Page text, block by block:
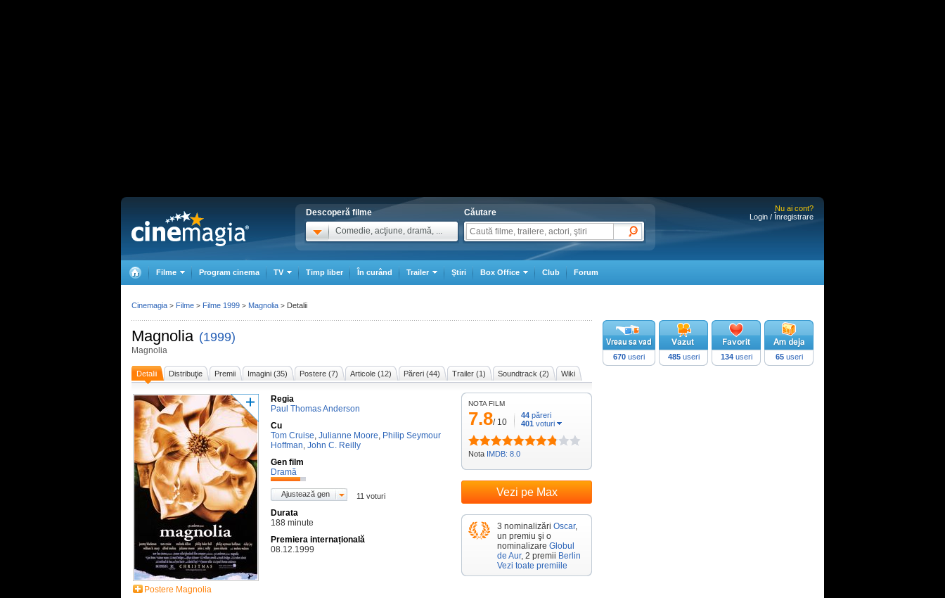
Descoperă filme
Comedie, acţiune, dramă, ...
Căutare
Nu ai cont?
Login / Înregistrare
Filme Program cinema TV Timp liber În curând Trailer Ştiri Box Office Club Forum
Magnolia (1999)
Magnolia
Detalii Distribuţie Premii Imagini (35) Postere (7) Articole (12) Păreri (44) Trailer (1) Soundtrack (2) Wiki
Postere Magnolia
Regia
Paul Thomas Anderson
Cu
Tom Cruise, Julianne Moore, Philip Seymour
Hoffman, John C. Reilly
Gen film
Dramă
Ajustează gen 11 voturi
Durata
188 minute
Premiera internațională
08.12.1999
NOTA FILM
7.8/ 10
44 păreri
401 voturi
Nota IMDB: 8.0
Vezi pe Max
3 nominalizări Oscar,
un premiu şi o
nominalizare Globul
de Aur, 2 premii Berlin
Vezi toate premiile
670 useri 485useri 134useri 65useri
Cinemagia > Filme > Filme 1999 > Magnolia > Detalii